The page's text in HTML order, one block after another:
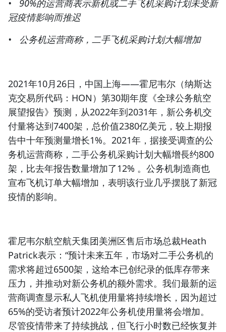
• 90%的运营商表示新机或二手飞机采购计划未受新
冠疫情影响而推迟
• 公务机运营商称，二手飞机采购计划大幅增加
2021年10月26日，中国上海——霍尼韦尔 （纳斯达
克交易所代码：HON ）第30期年度《全球公务航空
展望报告》预测，从2022年到2031年，新公务机交
付量将达到7400架，总价值2380亿美元，较上期报
告中十年预测量增长1%。2021年，据接受调查的公
务机运营商称，二手公务机采购计划大幅增長约800
架，比去年报告数量增加了12% 。公务机制造商也
宣布飞机订单大幅增加，表明该行业几乎摆脱了新冠
疫情的影响。
霍尼韦尔航空航天集团美洲区售后市场总裁Heath
Patrick表示：“预计未来五年，市场对二手公务机的
需求将超过6500架，这给本已创纪录的低库存带来
压力，并推动对新公务机的额外需求。我们最新的运
营商调查显示私人飞机使用量将持续增长，因为超过
65%的受访者预计2022年公务机使用量将会增加。
尽管疫情带来了持续挑战，但飞行小时数已经恢复并